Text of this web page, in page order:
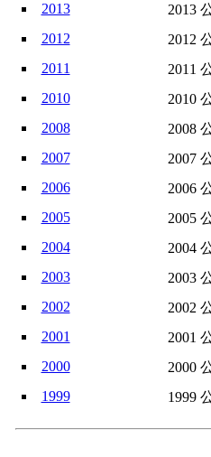
2013
2013
2012
2012
2011
2011
2010
2010
2008
2008
2007
2007
2006
2006
2005
2005
2004
2004
2003
2003
2002
2002
2001
2001
2000
2000
1999
1999